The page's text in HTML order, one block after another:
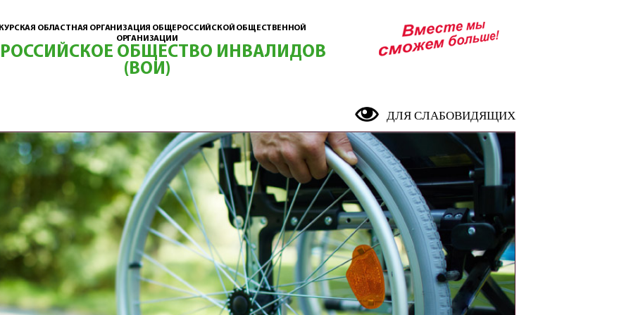
ОБЛАСТНАЯ ОРГАНИЗАЦИЯ ОБЩЕРОССИЙСКОЙ ОБЩЕСТВЕННОЙ
ОРГАНИЗАЦИИ
ОБЩЕСТВО ИНВАЛИДОВ
(ВОИ)
ДЛЯ СЛАБОВИДЯЩИХ